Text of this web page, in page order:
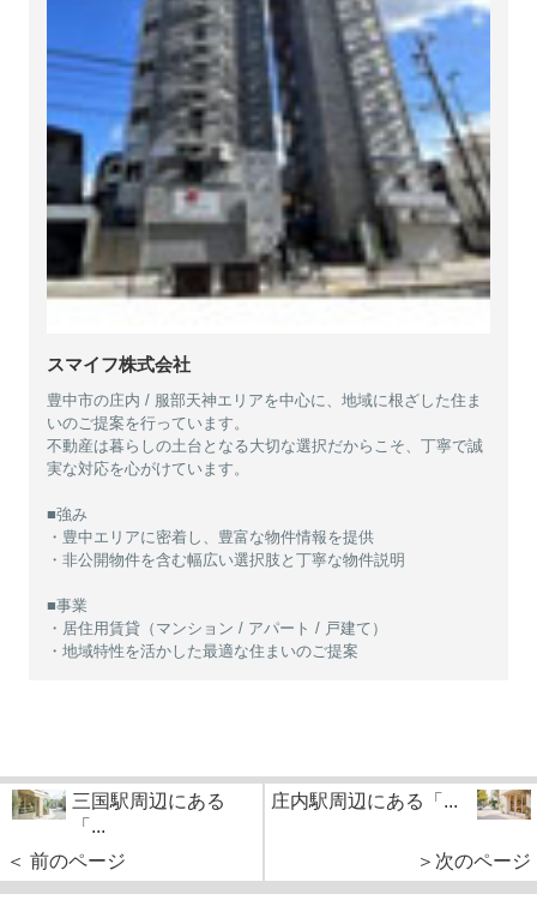
スマイフ株式会社
豊中市の庄内 / 服部天神エリアを中心に、地域に根ざした住ま
いのご提案を行っています。
不動産は暮らしの土台となる大切な選択だからこそ、丁寧で誠
実な対応を心がけています。
■強み
・豊中エリアに密着し、豊富な物件情報を提供
・非公開物件を含む幅広い選択肢と丁寧な物件説明
■事業
・居住用賃貸（マンション / アパート / 戸建て）
・地域特性を活かした最適な住まいのご提案
三国駅周辺にある
「...
＜ 前のページ
庄内駅周辺にある「...
＞次のページ